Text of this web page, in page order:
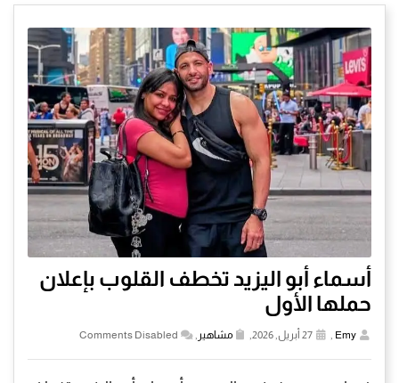
أسماء أبو اليزيد تخطف القلوب بإعلان
حملها الأول
Emy
, مشاهير ,
Comments Disabled